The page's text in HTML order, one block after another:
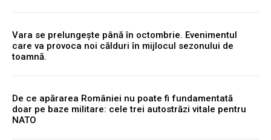
Vara se prelungește până în octombrie. Evenimentul
care va provoca noi călduri în mijlocul sezonului de
toamnă.
De ce apărarea României nu poate fi fundamentată
doar pe baze militare: cele trei autostrăzi vitale pentru
NATO